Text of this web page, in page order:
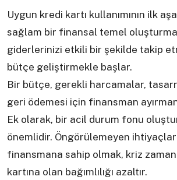
Uygun kredi kartı kullanımının ilk
sağlam bir finansal temel
giderlerinizi etkili bir şekilde takip
bütçe geliştirmekle başlar.
Bir bütçe, gerekli harcamalar,
geri ödemesi için finansman
Ek olarak, bir acil durum fonu
önemlidir. Öngörülemeyen ihtiyaçlar
finansmana sahip olmak, kriz
kartına olan bağımlılığı azaltır.